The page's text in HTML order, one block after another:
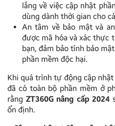
lắng về việc cập nhật
dùng dành thời gian cho
An tâm về bảo mật và
được mã hóa và xác thực
bạn, đảm bảo tính bảo
phần mềm độc hại.
Khi quá trình tự động cập
đã có toàn bộ phần mềm ở
rằng ZT360G nâng cấp 2024
ổn định.